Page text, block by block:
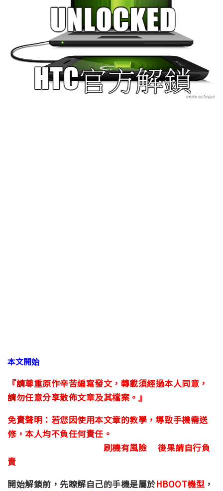
本文開始
『請尊重原作辛苦編寫發文，轉載須經過本人同意，
請勿任意分享散佈文章及其檔案。』
免責聲明：若您因使用本文章的教學，導致手機需送
修，本人均不負任何責任。
刷機有風險 後果請自行負
責
開始解鎖前，先瞭解自己的手機是屬於HBOOT機型 ，